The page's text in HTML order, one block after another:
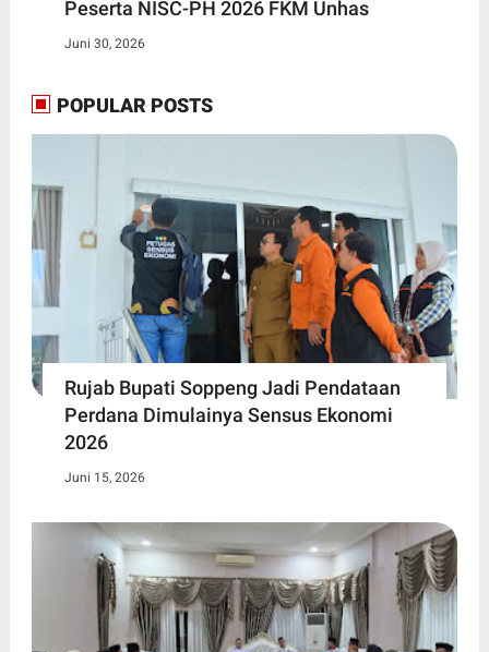
Peserta NISC-PH 2026 FKM Unhas
Juni 30, 2026
POPULAR POSTS
Rujab Bupati Soppeng Jadi Pendataan
Perdana Dimulainya Sensus Ekonomi
2026
Juni 15, 2026